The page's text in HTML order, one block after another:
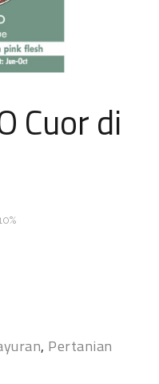
Cuor di
, Pertanian